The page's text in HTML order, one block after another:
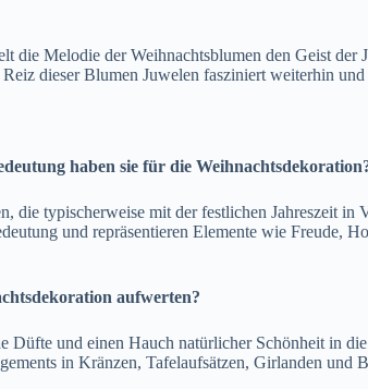
die Melodie der Weihnachtsblumen den Geist
dieser Blumen Juwelen fasziniert weiterhin
haben sie für die
die typischerweise mit der festlichen Jahreszeit
und repräsentieren Elemente wie Freude,
aufwerten?
Düfte und einen Hauch natürlicher Schönheit in
in Kränzen, Tafelaufsätzen, Girlanden und